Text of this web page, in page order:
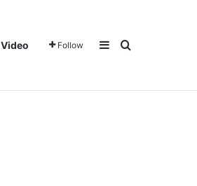
Video Follow Sidebar
Traži